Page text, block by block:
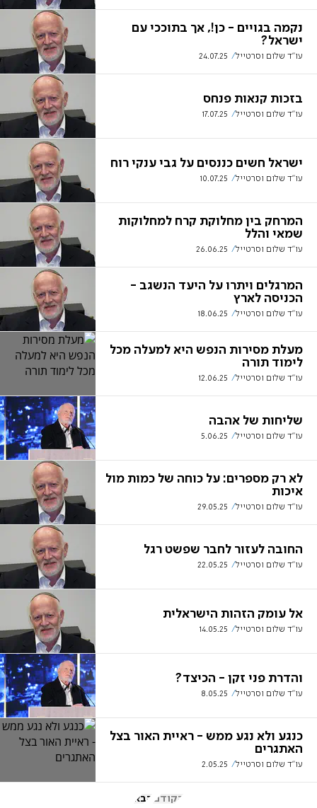
נקמה בגויים - כן!, אך בתוככי עם
ישראל?
עו"ד שלום וסרטייל 24.07.25
בזכות קנאות פנחס
עו"ד שלום וסרטייל 17.07.25
ישראל חשים כננסים על גבי ענקי רוח
עו"ד שלום וסרטייל 10.07.25
המרחק בין מחלוקת קרח למחלוקות
שמאי והלל
עו"ד שלום וסרטייל 26.06.25
המרגלים ויתרו על היעד הנשגב -
הכניסה לארץ
עו"ד שלום וסרטייל 18.06.25
מעלת מסירות הנפש היא למעלה מכל
לימוד תורה
עו"ד שלום וסרטייל 12.06.25
שליחות של אהבה
עו"ד שלום וסרטייל 5.06.25
לא רק מספרים: על כוחה של כמות מול
איכות
עו"ד שלום וסרטייל 29.05.25
החובה לעזור לחבר שפשט רגל
עו"ד שלום וסרטייל 22.05.25
אל עומק הזהות הישראלית
עו"ד שלום וסרטייל 14.05.25
והדרת פני זקן - הכיצד?
עו"ד שלום וסרטייל 8.05.25
כנגע ולא נגע ממש - ראיית האור בצל
האתגרים
עו"ד שלום וסרטייל 2.05.25
הקודם הבא